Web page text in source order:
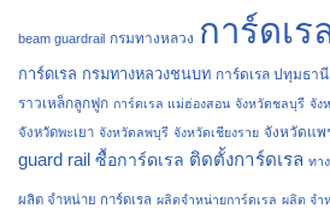
beam guardrail กรมทางหลวง การ์ดเร
การ์ดเรล กรมทางหลวงชนบท การ์ดเรล ปทุมธานี
ราวเหล็กลูกฟูก การ์ดเรล แม่ฮ่องสอน จังหวัดชลบุรี จัง
จังหวัดพะเยา จังหวัดลพบุรี จังหวัดเชียงราย จังหวัดแพ
guard rail ซื้อการ์ดเรล ติดตั้งการ์ดเรล ทา
ผลิต จำหน่าย การ์ดเรล ผลิตจำหน่ายการ์ดเรล ผลิต จำ